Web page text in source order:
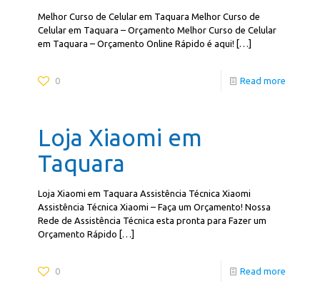
Melhor Curso de Celular em Taquara Melhor Curso de
Celular em Taquara – Orçamento Melhor Curso de Celular
em Taquara – Orçamento Online Rápido é aqui! […]
0 Read more
Loja Xiaomi em
Taquara
Loja Xiaomi em Taquara Assistência Técnica Xiaomi
Assistência Técnica Xiaomi – Faça um Orçamento! Nossa
Rede de Assistência Técnica esta pronta para Fazer um
Orçamento Rápido […]
0 Read more